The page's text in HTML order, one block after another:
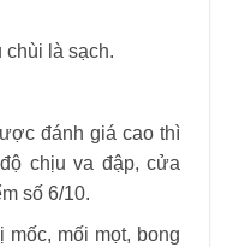
chùi là sạch.
đánh giá cao thì
chịu va đập, cửa
số 6/10.
mối mọt, bong